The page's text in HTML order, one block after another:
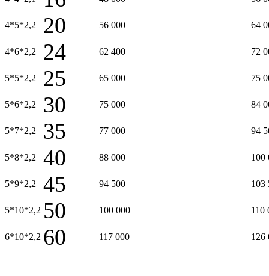
4*5*2,2 20 56 000 64
4*6*2,2 24 62 400 72
5*5*2,2 25 65 000 75
5*6*2,2 30 75 000 84
5*7*2,2 35 77 000 94
5*8*2,2 40 88 000 100
5*9*2,2 45 94 500 103
5*10*2,2 50 100 000 110
6*10*2,2 60 117 000 126